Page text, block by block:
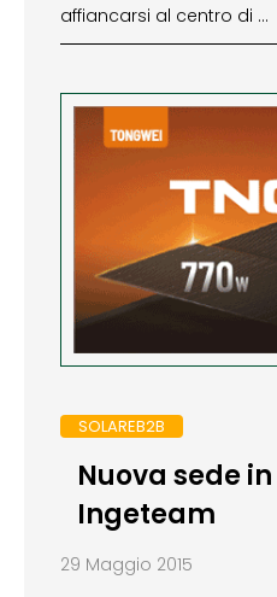
affiancarsi al centro di …
SOLAREB2B
Nuova sede
Ingeteam
29 Maggio 2015